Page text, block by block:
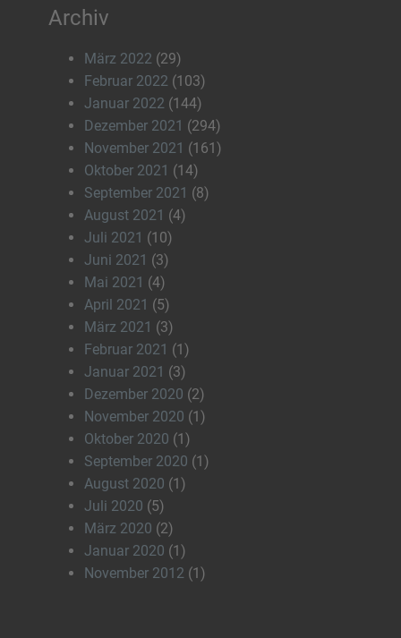
Archiv
März 2022 (29)
Februar 2022 (103)
Januar 2022 (144)
Dezember 2021 (294)
November 2021 (161)
Oktober 2021 (14)
September 2021 (8)
August 2021 (4)
Juli 2021 (10)
Juni 2021 (3)
Mai 2021 (4)
April 2021 (5)
März 2021 (3)
Februar 2021 (1)
Januar 2021 (3)
Dezember 2020 (2)
November 2020 (1)
Oktober 2020 (1)
September 2020 (1)
August 2020 (1)
Juli 2020 (5)
März 2020 (2)
Januar 2020 (1)
November 2012 (1)